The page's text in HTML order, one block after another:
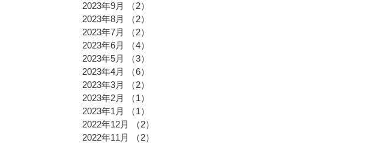
2023年9月
（2）
2023年8月
（2）
2023年7月
（2）
2023年6月
（4）
2023年5月
（3）
2023年4月
（6）
2023年3月
（2）
2023年2月
（1）
2023年1月
（1）
2022年12月
（2）
2022年11月
（2）